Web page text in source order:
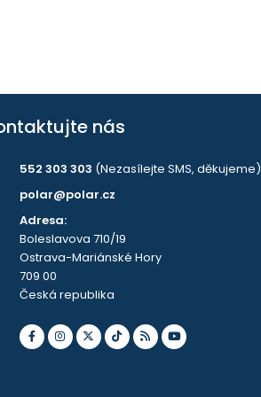
nás
552 303 303 (Nezasílejte SMS, děkujeme)
polar@polar.cz
Adresa:
Boleslavova 710/19
Ostrava-Mariánské Hory
709 00
Česká republika